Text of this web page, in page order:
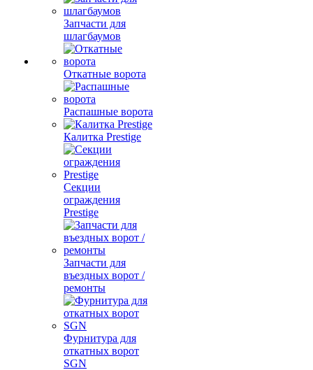
Запчасти для
шлагбаумов
Откатные ворота
Распашные ворота
Калитка Prestige
Секции
ограждения
Prestige
Запчасти для
въездных ворот /
ремонты
Фурнитура для
откатных ворот
SGN